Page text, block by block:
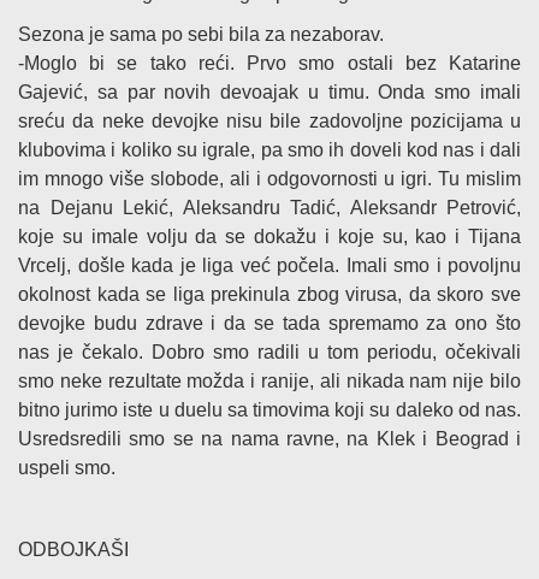
Sezona je sama po sebi bila za nezaborav.
-Moglo bi se tako reći. Prvo smo ostali bez Katarine
Gajević, sa par novih devoajak u timu. Onda smo imali
sreću da neke devojke nisu bile zadovoljne pozicijama u
klubovima i koliko su igrale, pa smo ih doveli kod nas i dali
im mnogo više slobode, ali i odgovornosti u igri. Tu mislim
na Dejanu Lekić, Aleksandru Tadić, Aleksandr Petrović,
koje su imale volju da se dokažu i koje su, kao i Tijana
Vrcelj, došle kada je liga već počela. Imali smo i povoljnu
okolnost kada se liga prekinula zbog virusa, da skoro sve
devojke budu zdrave i da se tada spremamo za ono što
nas je čekalo. Dobro smo radili u tom periodu, očekivali
smo neke rezultate možda i ranije, ali nikada nam nije bilo
bitno jurimo iste u duelu sa timovima koji su daleko od nas.
Usredsredili smo se na nama ravne, na Klek i Beograd i
uspeli smo.
ODBOJKAŠI